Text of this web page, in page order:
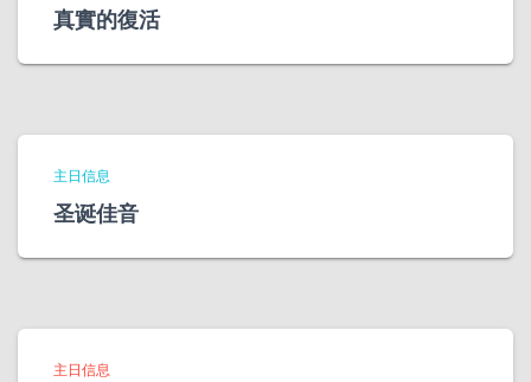
真實的復活
主日信息
圣诞佳音
主日信息